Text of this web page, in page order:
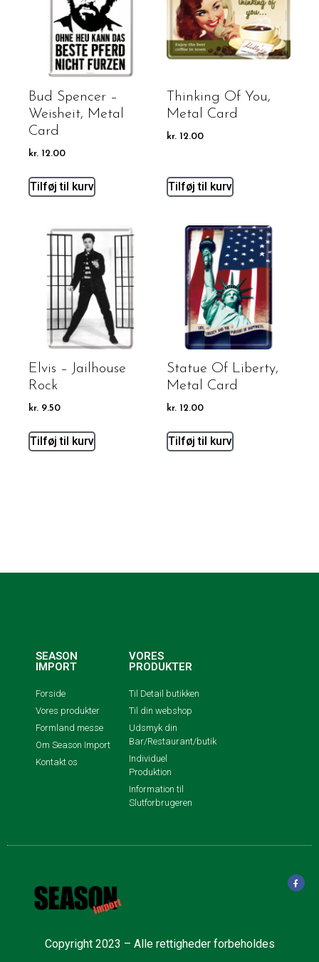
Bud Spencer –
Weisheit, Metal
Card
kr. 12.00
Tilføj til kurv
Thinking Of You,
Metal Card
kr. 12.00
Tilføj til kurv
Elvis – Jailhouse
Rock
kr. 9.50
Tilføj til kurv
Statue Of Liberty,
Metal Card
kr. 12.00
Tilføj til kurv
SEASON
IMPORT
Forside
Vores produkter
Formland messe
Om Season Import
Kontakt os
VORES
PRODUKTER
Til Detail butikken
Til din webshop
Udsmyk din
Bar/Restaurant/butik
Individuel
Produktion
Information til
Slutforbrugeren
Copyright 2023 – Alle rettigheder forbeholdes